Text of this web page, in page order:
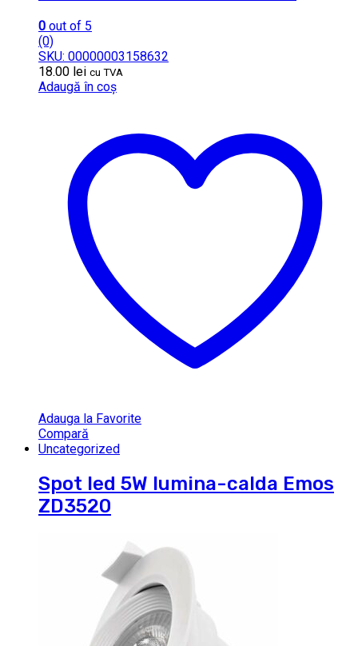
0 out of 5
(0)
SKU: 00000003158632
18.00 lei cu TVA
Adaugă în coș
Adauga la Favorite
Compară
Uncategorized
Spot led 5W lumina-calda Emos
ZD3520